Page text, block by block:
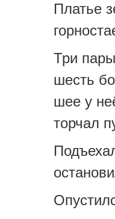
Платье
Три
шесть
шее у
торчал